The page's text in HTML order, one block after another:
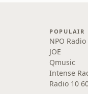
POPULAIR
NPO Radio
JOE
Qmusic
Intense
Radio 10